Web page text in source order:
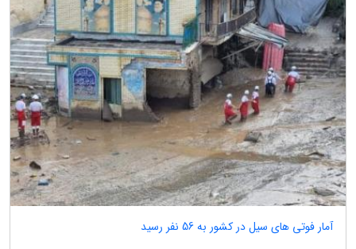
آمار فوتی های سیل در کشور به 56 نفر رسید